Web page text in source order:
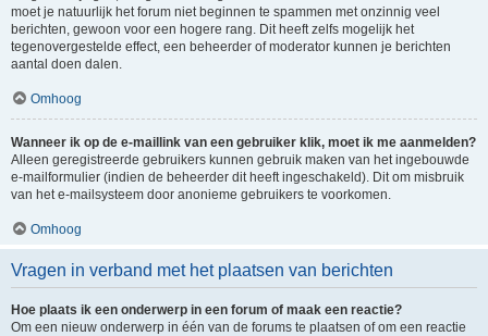
moet je natuurlijk het forum niet beginnen te spammen met onzinnig veel
berichten, gewoon voor een hogere rang. Dit heeft zelfs mogelijk het
tegenovergestelde effect, een beheerder of moderator kunnen je berichten
aantal doen dalen.
Omhoog
Wanneer ik op de e-maillink van een gebruiker klik, moet ik me aanmelden?
Alleen geregistreerde gebruikers kunnen gebruik maken van het ingebouwde
e-mailformulier (indien de beheerder dit heeft ingeschakeld). Dit om misbruik
van het e-mailsysteem door anonieme gebruikers te voorkomen.
Omhoog
Vragen in verband met het plaatsen van berichten
Hoe plaats ik een onderwerp in een forum of maak een reactie?
Om een nieuw onderwerp in één van de forums te plaatsen of om een reactie